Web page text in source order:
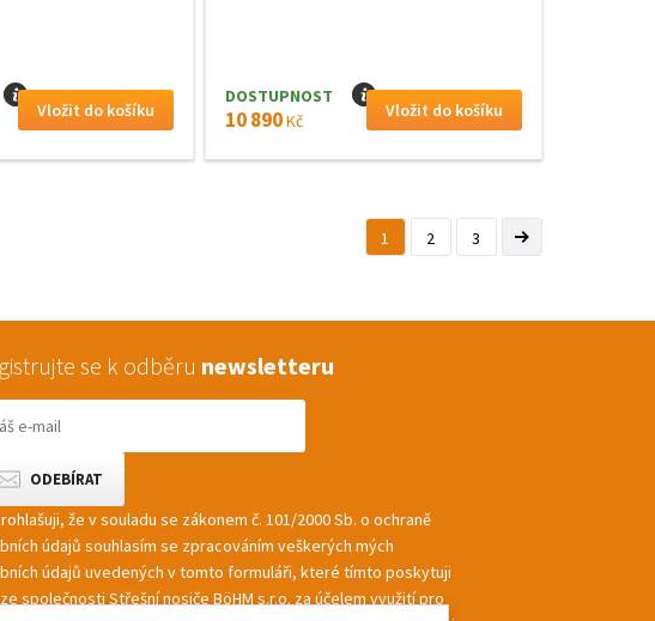
I DOSTUPNOST I
10 890Kč
1 2 3
se k odběru newsletteru
že v souladu se zákonem č. 101/2000 Sb. o ochraně
údajů souhlasím se zpracováním veškerých mých
údajů uvedených v tomto formuláři, které tímto poskytuji
společnosti Střešní nosiče BöHM s.r.o. za účelem využití pro